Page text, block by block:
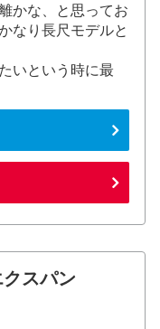
かな、と思ってお
なり長尺モデルと
いという時に最
スパン